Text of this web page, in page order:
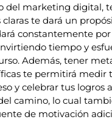
del marketing digital,
claras te dará un
constantemente
tiempo y
Además, tener
te permitirá medir
y celebrar tus logros
camino, lo cual
de motivación